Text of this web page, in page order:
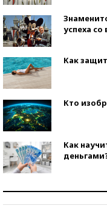
успеха
Как
Кто
Как